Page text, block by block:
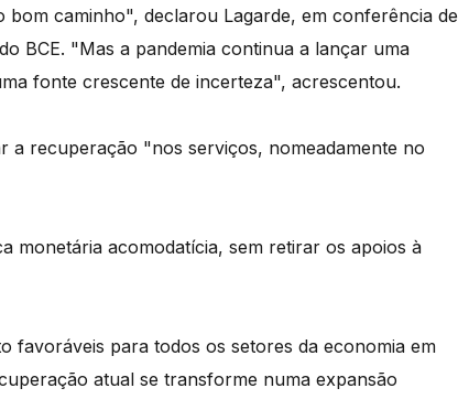
caminho", declarou Lagarde, em conferência de
BCE. "Mas a pandemia continua a lançar uma
fonte crescente de incerteza", acrescentou.
a recuperação "nos serviços, nomeadamente no
monetária acomodatícia, sem retirar os apoios à
favoráveis para todos os setores da economia em
atual se transforme numa expansão